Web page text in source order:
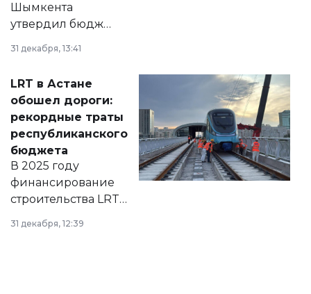
Шымкента
утвердил бюджет
города на 2026–
2028 годы.
документ
появился в базе
нормативных
правовых актов и
на сайте маслихат
города.
31 декабря, 13:41
LRT в Астане
обошел дороги:
рекордные траты
республиканского
бюджета
В 2025 году
финансирование
строительства LRT
в Астане из
республиканского
31 декабря, 12:39